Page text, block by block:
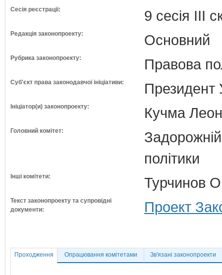
Сесія реєстрації: 9 сесія III
Редакція законопроекту: Основний
Рубрика законопроекту: Правова
Суб'єкт права законодавчої ініціативи: Президент
Ініціатор(и) законопроекту: Кучма
Головний комітет:
політики
Інші комітети: Турчинов
Текст законопроекту та супровідні
документи:
Проект
Проходження Опрацювання комітетами Зв'язані законопроекти